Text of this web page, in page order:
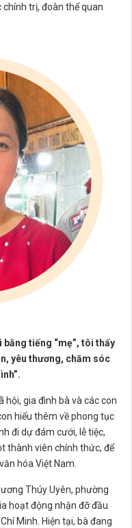
trị, đoàn thể quan
tiếng “mẹ”, tôi thấy
yêu thương, chăm sóc
hội, gia đình bà và các con
hiểu thêm về phong tục
đi dự đám cưới, lễ tiệc,
thành viên chính thức, để
hóa Việt Nam.
Thúy Uyên, phường
hoạt động nhận đỡ đầu
Minh. Hiện tại, bà đang